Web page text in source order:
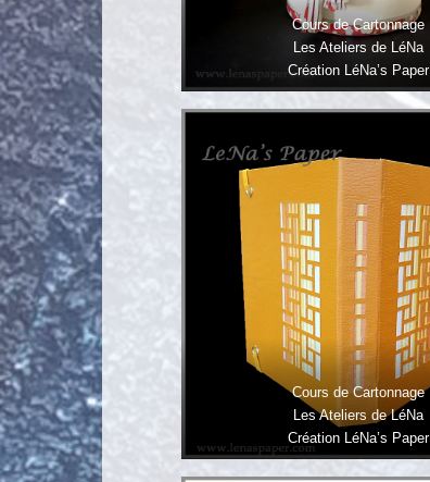
Cours de Cartonnage
Les Ateliers de LéNa
Création LéNa’s Paper
Cours de Cartonnage
Les Ateliers de LéNa
Création LéNa’s Paper